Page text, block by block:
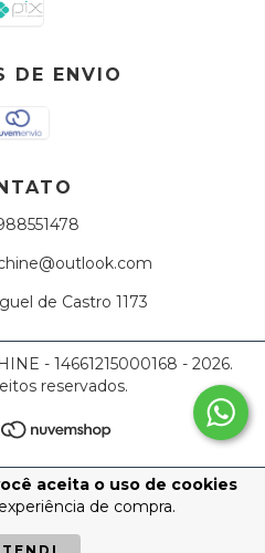
aceita o uso de cookies
de compra.
DE ENVIO
de Castro 1173
- 14661215000168 - 2026.
reservados.